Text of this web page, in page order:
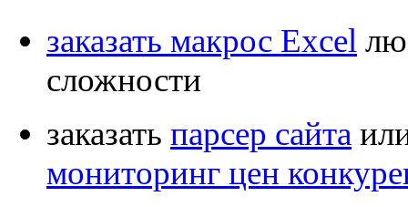
заказать макрос Excel
сложности
заказать парсер сайта
мониторинг цен